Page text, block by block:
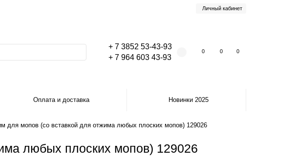
Личный кабинет
+ 7 3852 53-43-93
+ 7 964 603 43-93
0 0 0
Оплата и доставка Новинки 2025
для мопов (со вставкой для отжима любых плоских мопов) 129026
любых плоских мопов) 129026